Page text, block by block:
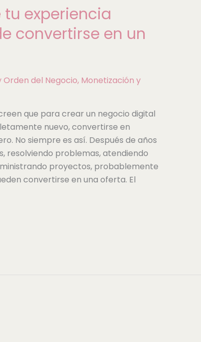
tu experiencia
convertirse en un
Orden del Negocio, Monetización y
que para crear un negocio digital
nuevo, convertirse en
No siempre es así. Después de años
resolviendo problemas, atendiendo
proyectos, probablemente
convertirse en una oferta. El